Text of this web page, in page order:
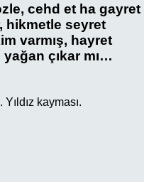
cehd et ha gayret
hikmetle seyret
varmış, hayret
çıkar mı…
kayması.